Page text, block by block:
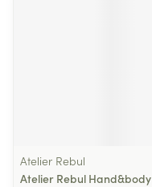
Atelier Rebul
Atelier Rebul Hand&body